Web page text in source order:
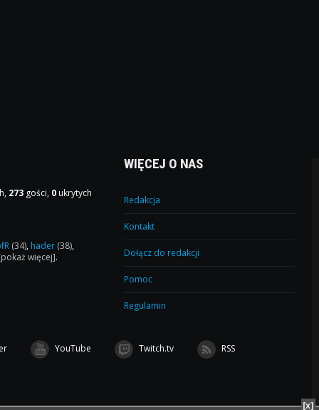
273 gości, 0 ukrytych
(34), hader (38),
więcej].
WIĘCEJ O NAS
Redakcja
Kontakt
Dołącz do redakcji
Pomoc
Regulamin
YouTube Twitch.tv RSS
[x]